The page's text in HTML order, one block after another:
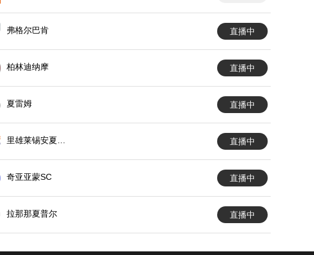
弗格尔巴肯 直播中
柏林迪纳摩 直播中
夏雷姆 直播中
里雄莱锡安夏普
直播中
奇亚亚蒙SC 直播中
拉那那夏普尔 直播中